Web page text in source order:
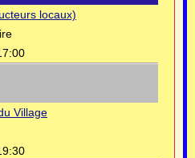
locaux)
Village